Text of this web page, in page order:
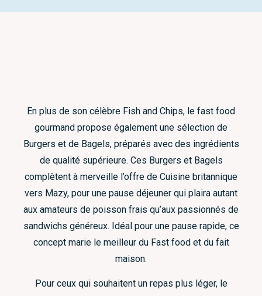
En plus de son célèbre Fish and Chips, le fast food
gourmand propose également une sélection de
Burgers et de Bagels, préparés avec des ingrédients
de qualité supérieure. Ces Burgers et Bagels
complètent à merveille l’offre de Cuisine britannique
vers Mazy, pour une pause déjeuner qui plaira autant
aux amateurs de poisson frais qu’aux passionnés de
sandwichs généreux. Idéal pour une pause rapide, ce
concept marie le meilleur du Fast food et du fait
maison.
Pour ceux qui souhaitent un repas plus léger, le